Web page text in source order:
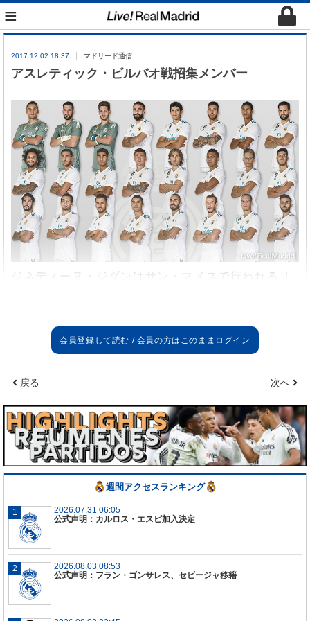
≡
2017.12.02 18:37 マドリード通信
アスレティック・ビルバオ戦招集メンバー
ジネディーヌ・ジダンはサン・マメスで行われるリ
レアル・マドリード招集メンバー
DF:カルバハル、セルヒオ・ラモス、バラン、ナチ
MF:クロース、モドリッチ、カゼミーロ、イスコ、
コバチッチ、セバージョス
FW：クリスティアーノ・ロナウド、ベンゼマ、ルー
カス・バスケス、ボルハ・マジョラル
戻る 次へ
週間アクセスランキング
2026.07.31 06:05
公式声明：カルロス・エスピ加入決定
2026.08.03 08:53
公式声明：フラン・ゴンサレス、セビージャ移籍